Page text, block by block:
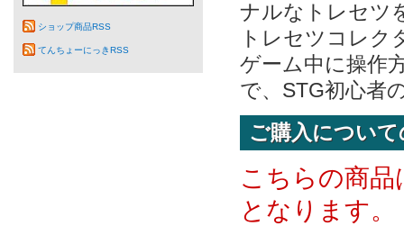
ショップ商品RSS
てんちょーにっきRSS
ナルなトレセツ
トレセツコレ
ゲーム中に操作
で、STG初心者
ご購入につい
こちらの商
となります。